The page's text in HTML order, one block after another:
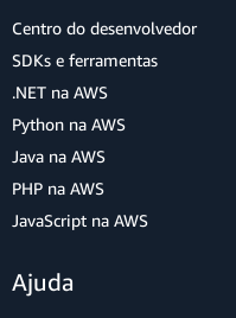
Centro do desenvolvedor
SDKs e ferramentas
.NET na AWS
Python na AWS
Java na AWS
PHP na AWS
JavaScript na AWS
Ajuda